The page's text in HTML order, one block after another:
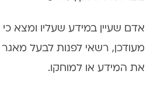
אדם שעיין במידע שעליו ומצא כי
מעודכן, רשאי לפנות לבעל
את המידע או למוחקו.